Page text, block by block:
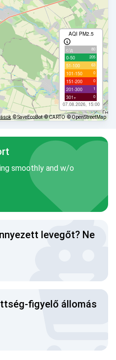
AQI PM2.5
с/д 80
0-50 205
51-100 63
101-150 0
151-200 0
201-300 1
301+ 0
07.08.2026, 15:00
© SaveEcoBot © CARTO © OpenStreetMap
smoothly and w/o
levegőt? Ne
figyelő állomás